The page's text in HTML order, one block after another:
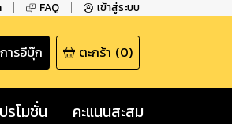
FAQ เข้าสู่ระบบ
ารอีบุ๊ก ตะกร้า (0)
รโมชั่น คะแนนสะสม